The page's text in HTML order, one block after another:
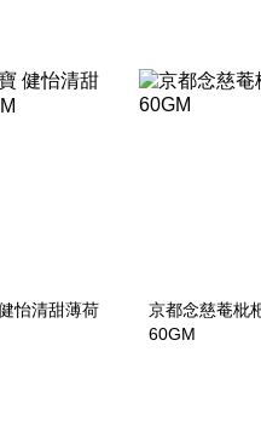
怡清甜薄荷
京都念慈菴枇
60GM